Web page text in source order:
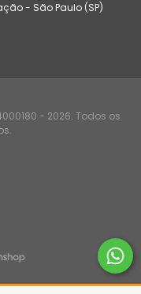
- São Paulo (SP)
- 2026. Todos os